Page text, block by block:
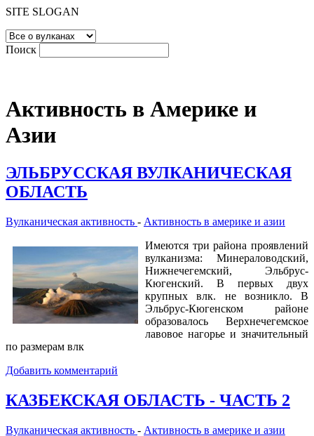
SITE SLOGAN
Поиск
Активность в Америке и
Азии
ЭЛЬБРУССКАЯ ВУЛКАНИЧЕСКАЯ
ОБЛАСТЬ
Вулканическая активность - Активность в америке и азии
Имеются три района проявлений
вулканизма: Минераловодский,
Нижнечегемский, Эльбрус-
Кюгенский. В первых двух
крупных влк. не возникло. В
Эльбрус-Кюгенском районе
образовалось Верхнечегемское
лавовое нагорье и значительный
по размерам влк
Добавить комментарий
КАЗБЕКСКАЯ ОБЛАСТЬ - ЧАСТЬ 2
Вулканическая активность - Активность в америке и азии